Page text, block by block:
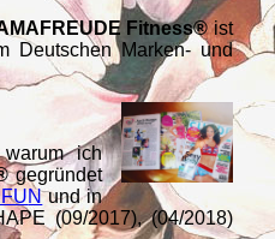
Fitness®ist
Deutschen Marken- und
warum ich
gegründet
Nund in
(09/2017), (04/2018)